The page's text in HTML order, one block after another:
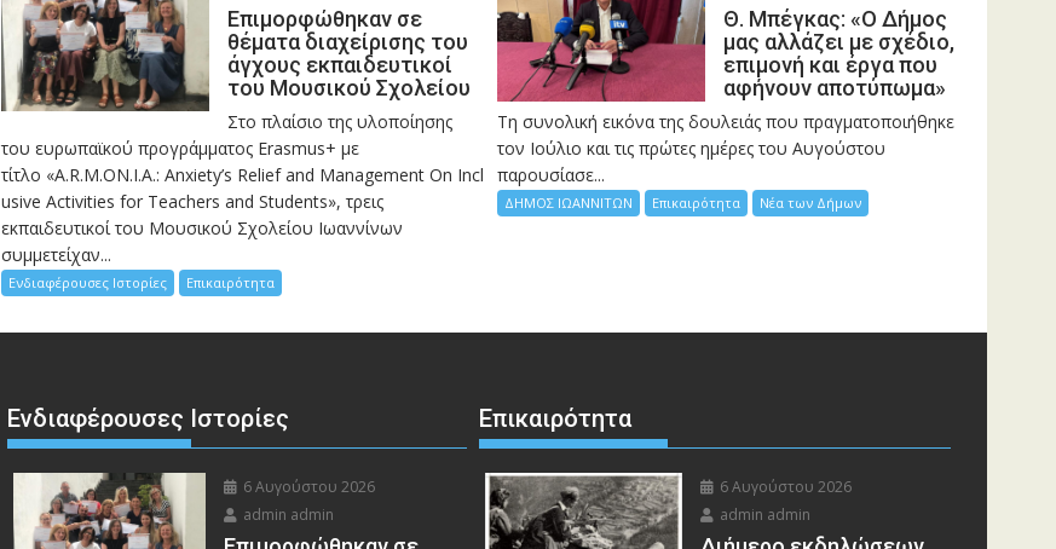
Eπιμορφώθηκαν σε
θέματα διαχείρισης του
άγχους εκπαιδευτικοί
του Μουσικού Σχολείου
Στο πλαίσιο της υλοποίησης
του ευρωπαϊκού προγράμματος Erasmus+ με
τίτλο «A.R.M.ON.I.A.: Anxiety’s Relief and Management On Incl
usive Activities for Teachers and Students», τρεις
εκπαιδευτικοί του Μουσικού Σχολείου Ιωαννίνων
συμμετείχαν...
Ενδιαφέρουσες Ιστορίες Επικαιρότητα
Θ. Μπέγκας: «Ο Δήμος
μας αλλάζει με σχέδιο,
επιμονή και έργα που
αφήνουν αποτύπωμα»
Τη συνολική εικόνα της δουλειάς που πραγματοποιήθηκε
τον Ιούλιο και τις πρώτες ημέρες του Αυγούστου
παρουσίασε...
ΔΗΜΟΣ ΙΩΑΝΝΙΤΩΝ Επικαιρότητα Νέα των Δήμων
Ενδιαφέρουσες Ιστορίες
6 Αυγούστου 2026
admin admin
Επικαιρότητα
6 Αυγούστου 2026
admin admin